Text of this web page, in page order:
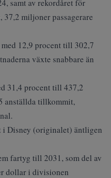
samt av rekordåret för
miljoner passagerare
12,9 procent till 302,7
växte snabbare än
31,4 procent till 437,2
anställda tillkommit,
i Disney (originalet) äntligen
fartyg till 2031, som del av
dollar i divisionen